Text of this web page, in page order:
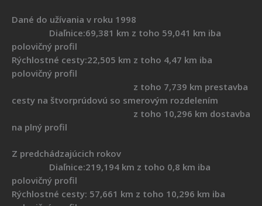
Dané do užívania v roku 1998
Diaľnice:69,381 km z toho 59,041 km iba
polovičný profil
Rýchlostné cesty:22,505 km z toho 4,47 km iba
polovičný profil
z toho 7,739 km prestavba
cesty na štvorprúdovú so smerovým rozdelením
z toho 10,296 km dostavba
na plný profil
Z predchádzajúcich rokov
Diaľnice:219,194 km z toho 0,8 km iba
polovičný profil
Rýchlostné cesty: 57,661 km z toho 10,296 km iba